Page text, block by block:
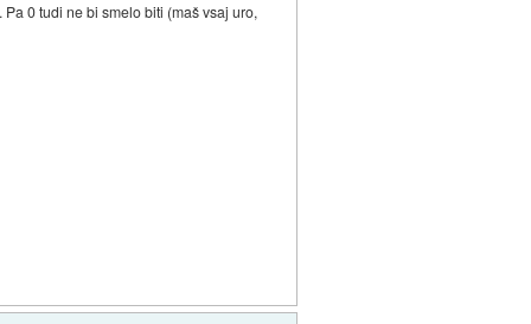
0 tudi ne bi smelo biti (maš vsaj uro,